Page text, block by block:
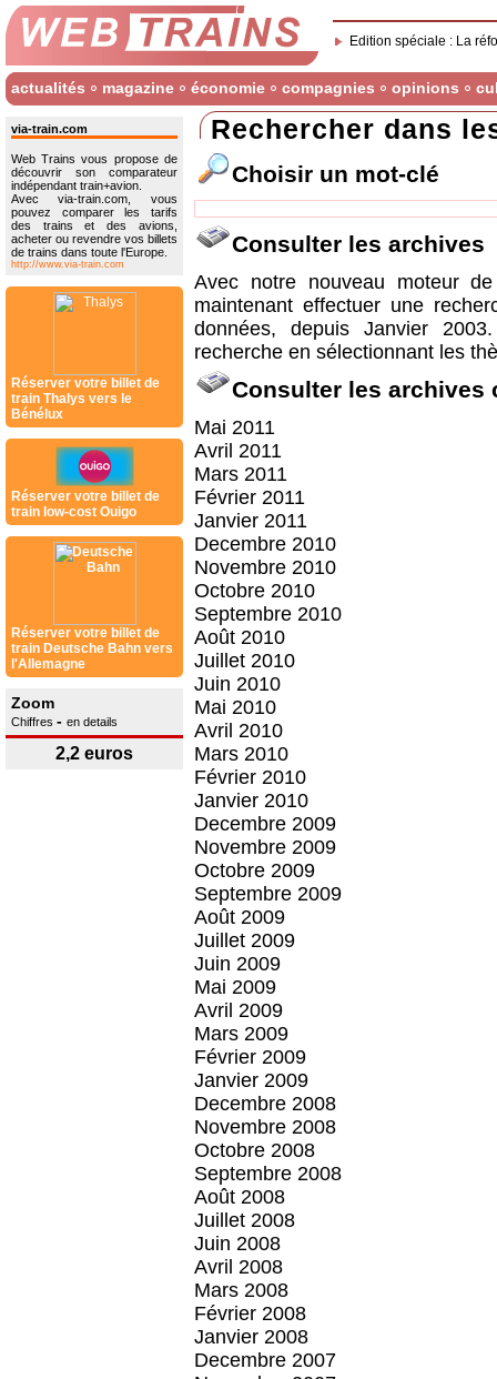
Edition spéciale : La
actualités magazine économie compagnies opinions
via-train.com
Web Trains vous propose de
découvrir son comparateur
indépendant train+avion.
Avec via-train.com, vous
pouvez comparer les tarifs
des trains et des avions,
acheter ou revendre vos billets
de trains dans toute l'Europe.
http://www.via-train.com
Réserver votre billet de
train Thalys vers le
Bénélux
Réserver votre billet de
train low-cost Ouigo
Réserver votre billet de
train Deutsche Bahn vers
l'Allemagne
Zoom
Chiffres - en details
2,2 euros
Rechercher dans
Choisir un mot-clé
Consulter les archives
Avec notre nouveau moteur
maintenant effectuer une
données, depuis Janvier
recherche en sélectionnant les
Consulter les archives
Mai 2011
Avril 2011
Mars 2011
Février 2011
Janvier 2011
Decembre 2010
Novembre 2010
Octobre 2010
Septembre 2010
Août 2010
Juillet 2010
Juin 2010
Mai 2010
Avril 2010
Mars 2010
Février 2010
Janvier 2010
Decembre 2009
Novembre 2009
Octobre 2009
Septembre 2009
Août 2009
Juillet 2009
Juin 2009
Mai 2009
Avril 2009
Mars 2009
Février 2009
Janvier 2009
Decembre 2008
Novembre 2008
Octobre 2008
Septembre 2008
Août 2008
Juillet 2008
Juin 2008
Avril 2008
Mars 2008
Février 2008
Janvier 2008
Decembre 2007